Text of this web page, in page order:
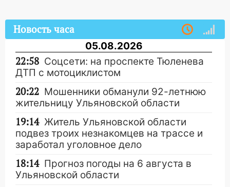
Новость часа
05.08.2026
22:58 Соцсети: на проспекте Тюленева
ДТП с мотоциклистом
20:22 Мошенники обманули 92-летнюю
жительницу Ульяновской области
19:14 Житель Ульяновской области
подвез троих незнакомцев на трассе и
заработал уголовное дело
18:14 Прогноз погоды на 6 августа в
Ульяновской области